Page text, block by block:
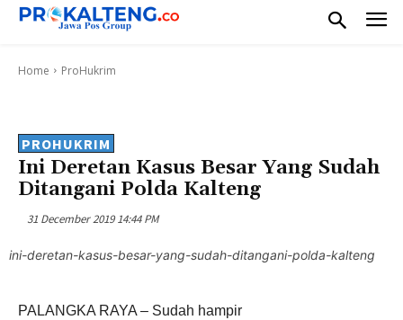
Home ProHukrim
PROHUKRIM
Ini Deretan Kasus Besar Yang Sudah
Ditangani Polda Kalteng
31 December 2019 14:44 PM
ini-deretan-kasus-besar-yang-sudah-ditangani-polda-kalteng
PALANGKA RAYA – Sudah hampir